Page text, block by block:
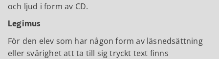
och ljud i form av CD.
Legimus
För den elev som har någon form av läsnedsättning
eller svårighet att ta till sig tryckt text finns